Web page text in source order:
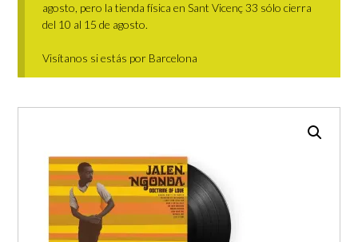
agosto, pero la tienda física en Sant Vicenç 33 sólo cierra
del 10 al 15 de agosto.
Visítanos si estás por Barcelona